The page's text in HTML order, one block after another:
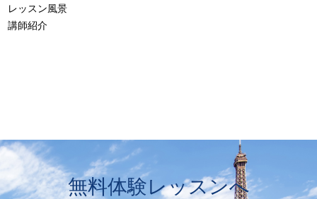
レッスン風景
講師紹介
無料体験レッスンへ